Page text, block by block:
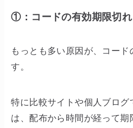
①：コードの有効期限切れ
もっとも多い原因が、コード
す。
特に比較サイトや個人ブログ
は、配布から時間が経って期